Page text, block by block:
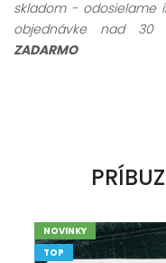
skladom - odosielame
objednávke nad 30
ZADARMO
NOVINKY
TOP